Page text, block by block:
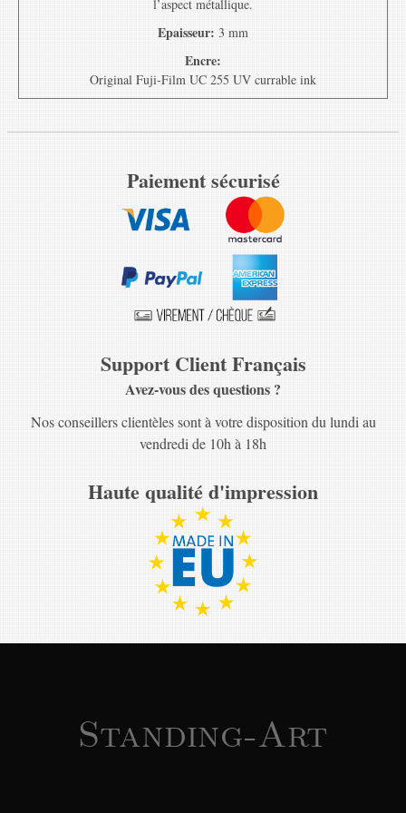
l’aspect métallique.
Epaisseur: 3 mm
Encre:
Original Fuji-Film UC 255 UV currable ink
Paiement sécurisé
Support Client Français
Avez-vous des questions ?
Nos conseillers clientèles sont à votre disposition du lundi au
vendredi de 10h à 18h
Haute qualité d'impression
Standing-Art